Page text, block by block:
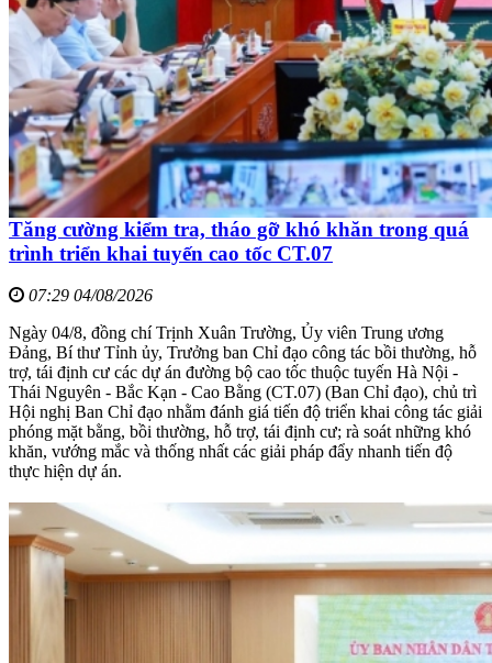
Tăng cường kiểm tra, tháo gỡ khó khăn trong quá
trình triển khai tuyến cao tốc CT.07
07:29 04/08/2026
Ngày 04/8, đồng chí Trịnh Xuân Trường, Ủy viên Trung ương
Đảng, Bí thư Tỉnh ủy, Trưởng ban Chỉ đạo công tác bồi thường, hỗ
trợ, tái định cư các dự án đường bộ cao tốc thuộc tuyến Hà Nội -
Thái Nguyên - Bắc Kạn - Cao Bằng (CT.07) (Ban Chỉ đạo), chủ trì
Hội nghị Ban Chỉ đạo nhằm đánh giá tiến độ triển khai công tác giải
phóng mặt bằng, bồi thường, hỗ trợ, tái định cư; rà soát những khó
khăn, vướng mắc và thống nhất các giải pháp đẩy nhanh tiến độ
thực hiện dự án.